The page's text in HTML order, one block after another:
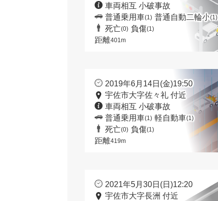
車両相互 小破事故
普通乗用車(1) 普通自動二輪小(1)
死亡(0) 負傷(1)
距離401m
2019年6月14日(金)19:50
宇佐市大字佐々礼 付近
車両相互 小破事故
普通乗用車(1) 軽自動車(1)
死亡(0) 負傷(1)
距離419m
2021年5月30日(日)12:20
宇佐市大字長洲 付近